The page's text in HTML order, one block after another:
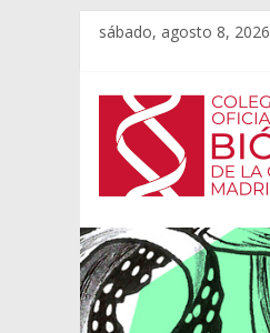
sábado, agosto 8, 2026